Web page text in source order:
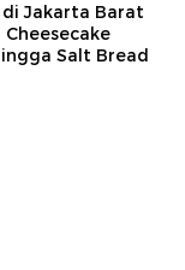
di Jakarta Barat
Cheesecake
Salt Bread